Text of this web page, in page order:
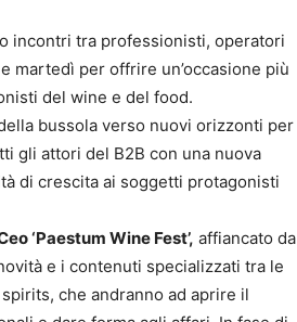
incontri tra professionisti, operatori
martedì per offrire un’occasione più
del wine e del food.
bussola verso nuovi orizzonti per
gli attori del B2B con una nuova
di crescita ai soggetti protagonisti
‘Paestum Wine Fest’, affiancato da
e i contenuti specializzati tra le
che andranno ad aprire il